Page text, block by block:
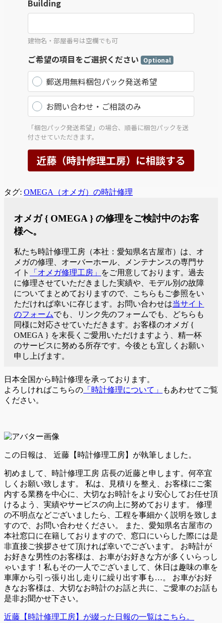
タグ: OMEGA（オメガ）の時計修理
オメガ { OMEGA } の修理をご検討中のお客
様へ。
私たち時計修理工房（本社：愛知県名古屋市）は、オ
メガの修理、オーバーホール、メンテナンスの専門サ
イト
「オメガ修理工房」
をご用意しております。過去
に修理させていただきました実績や、モデル別の故障
についてまとめておりますので、こちらもご参照をい
ただければ幸いに存じます。お問い合わせは当サイト
のフォームでも、リンク先のフォームでも、どちらも
同様に対応させていただきます。お客様のオメガ {
OMEGA } を末長くご愛用いただけますよう、精一杯
のサービスに努める所存です。今後とも宜しくお願い
申し上げます。
日本全国から時計修理を承っております。
よろしければこちらの 「時計修理について」
もあわせてご覧
ください。
この日報は、 近藤【時計修理工房】が執筆しました。
初めまして、時計修理工房 店長の近藤と申します。何卒宜
しくお願い致します。 私は、見積りを整え、お客様にご案
内する業務を中心に、大切なお時計をより安心してお任せ頂
けるよう、実績やサービスの向上に努めております。 修理
の不明点などございましたら、工程を事細かく説明を致しま
すので、お問い合わせください。 また、愛知県名古屋市の
本社窓口に在籍しておりますので、窓口にいらした際には是
非直接ご挨拶させて頂ければ幸いでございます。 お時計が
お好きな男性のお客様は、お車がお好きな方が多くいらっし
ゃいます！私もその一人でございまして、休日は趣味の車を
車庫から引っ張り出し走りに繰り出す事も…。 お車がお好
きなお客様は、大切なお時計のお話と共に、ご愛車のお話も
是非お聞かせ下さい。
近藤【時計修理工房】が綴った日報の一覧はこちら。